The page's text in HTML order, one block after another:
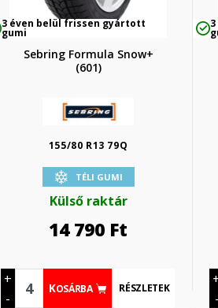
3 éven belül frissen gyártott
gumi
Sebring Formula Snow+
(601)
155/80 R13 79Q
TÉLI GUMI
Külső raktár
14 790 Ft
+
-
KOSÁRBA RÉSZLETEK
-